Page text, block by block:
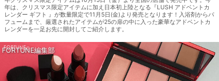
年は、クリスマス限定アイテムに加え日本初上陸となる『LUSH アドベントカ
レンダー ギフト 』が数量限定で11月5日(金)より発売となります！入浴剤からパ
フュームまで、厳選されたアイテムが25の扉の中に入った豪華なアドベントカ
レンダーを一足お先に開封してご紹介します。
FORTUNE編集部